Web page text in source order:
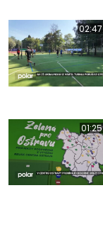
02:47
01:25